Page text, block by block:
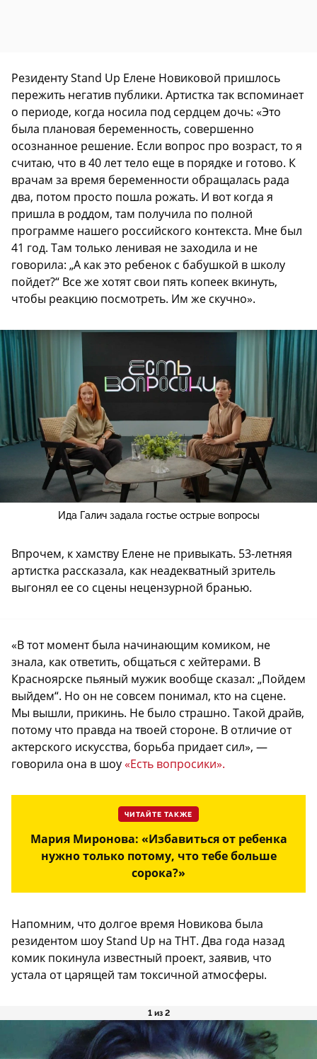
Резиденту Stand Up Елене Новиковой пришлось
пережить негатив публики. Артистка так вспоминает
о периоде, когда носила под сердцем дочь: «Это
была плановая беременность, совершенно
осознанное решение. Если вопрос про возраст, то я
считаю, что в 40 лет тело еще в порядке и готово. К
врачам за время беременности обращалась рада
два, потом просто пошла рожать. И вот когда я
пришла в роддом, там получила по полной
программе нашего российского контекста. Мне был
41 год. Там только ленивая не заходила и не
говорила: „А как это ребенок с бабушкой в школу
пойдет?“ Все же хотят свои пять копеек вкинуть,
чтобы реакцию посмотреть. Им же скучно».
Ида Галич задала гостье острые вопросы
Впрочем, к хамству Елене не привыкать. 53-летняя
артистка рассказала, как неадекватный зритель
выгонял ее со сцены нецензурной бранью.
«В тот момент была начинающим комиком, не
знала, как ответить, общаться с хейтерами. В
Красноярске пьяный мужик вообще сказал: „Пойдем
выйдем“. Но он не совсем понимал, кто на сцене.
Мы вышли, прикинь. Не было страшно. Такой драйв,
потому что правда на твоей стороне. В отличие от
актерского искусства, борьба придает сил», —
говорила она в шоу«Есть вопросики».
ЧИТАЙТЕ ТАКЖЕ
Мария Миронова: «Избавиться от ребенка
нужно только потому, что тебе больше
сорока?»
Напомним, что долгое время Новикова была
резидентом шоу Stand Up на ТНТ. Два года назад
комик покинула известный проект, заявив, что
устала от царящей там токсичной атмосферы.
1 из 2